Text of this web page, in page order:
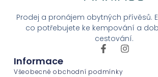
Prodej a pronájem obytných přívěsů.
co potřebujete ke kempování a
cestování.
Informace
Všeobecné obchodní podmínky